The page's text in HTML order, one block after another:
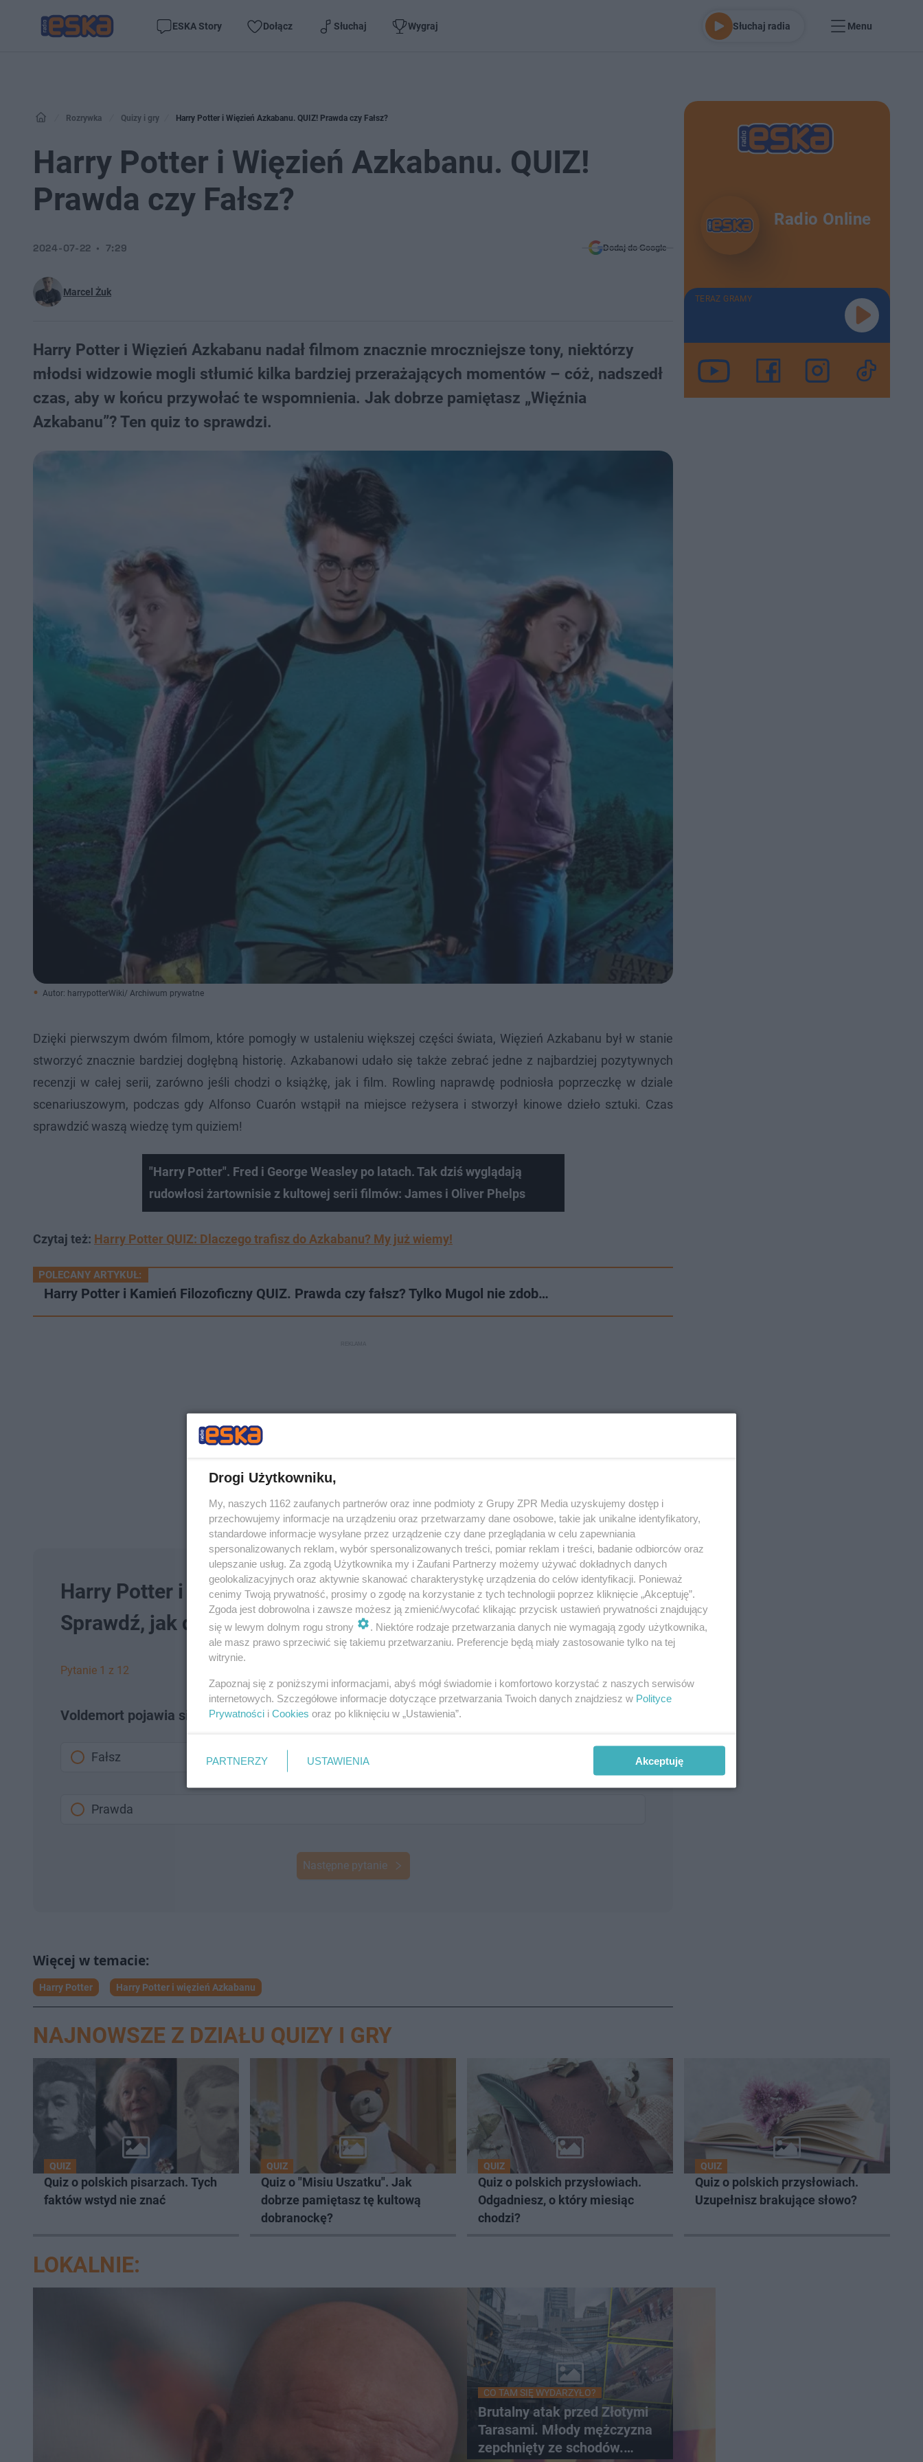
ESKA Story Dołącz Słuchaj Wygraj Słuchaj radia Menu
Rozrywka Quizy i gry Harry Potter i Więzień Azkabanu. QUIZ! Prawda czy Fałsz?
Harry Potter i Więzień Azkabanu. QUIZ!
Prawda czy Fałsz?
Marcel Żuk
2024-07-22 7:29 Dodaj do Google
Harry Potter i Więzień Azkabanu nadał filmom znacznie mroczniejsze tony, niektórzy
młodsi widzowie mogli stłumić kilka bardziej przerażających momentów – cóż, nadszedł
czas, aby w końcu przywołać te wspomnienia. Jak dobrze pamiętasz „Więźnia
Azkabanu”? Ten quiz to sprawdzi.
Autor: harrypotterWiki/ Archiwum prywatne
Dzięki pierwszym dwóm filmom, które pomogły w ustaleniu większej części świata, Więzień Azkabanu był w stanie
stworzyć znacznie bardziej dogłębną historię. Azkabanowi udało się także zebrać jedne z najbardziej pozytywnych
recenzji w całej serii, zarówno jeśli chodzi o książkę, jak i film. Rowling naprawdę podniosła poprzeczkę w dziale
scenariuszowym, podczas gdy Alfonso Cuarón wstąpił na miejsce reżysera i stworzył kinowe dzieło sztuki. Czas
sprawdzić waszą wiedzę tym quiziem!
"Harry Potter". Fred i George Weasley po latach. Tak dziś wyglądają
rudowłosi żartownisie z kultowej serii filmów: James i Oliver Phelps
Czytaj też: Harry Potter QUIZ: Dlaczego trafisz do Azkabanu? My już wiemy!
POLECANY ARTYKUŁ:
Harry Potter i Kamień Filozoficzny QUIZ. Prawda czy fałsz? Tylko Mugol nie zdob…
Harry Potter i Więzień Azkabanu QUIZ: Prawda czy Fałsz?
Sprawdź, jak dobrze znasz tą część
Pytanie 1 z 12
Voldemort pojawia się w Więźniu Azkabanu
Fałsz
Prawda
Następne pytanie
Harry Potter Harry Potter i więzień Azkabanu
Radio Online
TERAZ GRAMY
NAJNOWSZE Z DZIAŁU QUIZY I GRY
QUIZ
Quiz o polskich pisarzach. Tych
faktów wstyd nie znać
QUIZ
Quiz o "Misiu Uszatku". Jak
dobrze pamiętasz tę kultową
dobranockę?
QUIZ
Quiz o polskich przysłowiach.
Odgadniesz, o który miesiąc
chodzi?
QUIZ
Quiz o polskich przysłowiach.
Uzupełnisz brakujące słowo?
LOKALNIE:
CO TAM SIĘ WYDARZYŁO?
Brutalny atak przed Złotymi
Tarasami. Młody mężczyzna
zepchnięty ze schodów.
Drogi Użytkowniku,
My, naszych 1162 zaufanych partnerów oraz inne podmioty z Grupy ZPR Media uzyskujemy dostęp i
przechowujemy informacje na urządzeniu oraz przetwarzamy dane osobowe, takie jak unikalne identyfikatory,
standardowe informacje wysyłane przez urządzenie czy dane przeglądania w celu zapewniania
spersonalizowanych reklam, wybór spersonalizowanych treści, pomiar reklam i treści, badanie odbiorców oraz
ulepszanie usług. Za zgodą Użytkownika my i Zaufani Partnerzy możemy używać dokładnych danych
geolokalizacyjnych oraz aktywnie skanować charakterystykę urządzenia do celów identyfikacji. Ponieważ
cenimy Twoją prywatność, prosimy o zgodę na korzystanie z tych technologii poprzez kliknięcie „Akceptuję”.
Zgoda jest dobrowolna i zawsze możesz ją zmienić/wycofać klikając przycisk ustawień prywatności znajdujący
się w lewym dolnym rogu strony
. Niektóre rodzaje przetwarzania danych nie wymagają zgody użytkownika,
ale masz prawo sprzeciwić się takiemu przetwarzaniu. Preferencje będą miały zastosowanie tylko na tej
witrynie.
Zapoznaj się z poniższymi informacjami, abyś mógł świadomie i komfortowo korzystać z naszych serwisów
internetowych. Szczegółowe informacje dotyczące przetwarzania Twoich danych znajdziesz w Polityce
Prywatności i Cookies oraz po kliknięciu w „Ustawienia”.
PARTNERZY USTAWIENIA Akceptuję